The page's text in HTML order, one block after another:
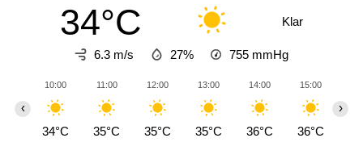
34°C Klar
6.3 m/s 27% 755 mmHg
10:00
34°C
11:00
35°C
12:00
35°C
13:00
35°C
14:00
36°C
15:00
36°C
‹ ›